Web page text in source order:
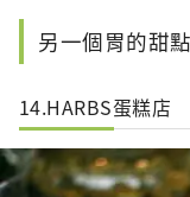
另一個胃的甜
14.HARBS蛋糕店